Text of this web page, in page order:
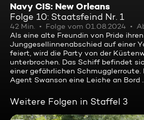
Navy CIS: New Orleans
Folge 10: Staatsfeind Nr. 1
42 Min. Folge vom 01.08.2024
Als eine alte Freundin von Pride ihren
Junggesellinnenabschied auf einer
feiert, wird die Party von der
unterbrochen. Das Schiff befindet
einer gefährlichen
Agent Swanson eine Leiche an Bord
Weitere Folgen in Staffel 3